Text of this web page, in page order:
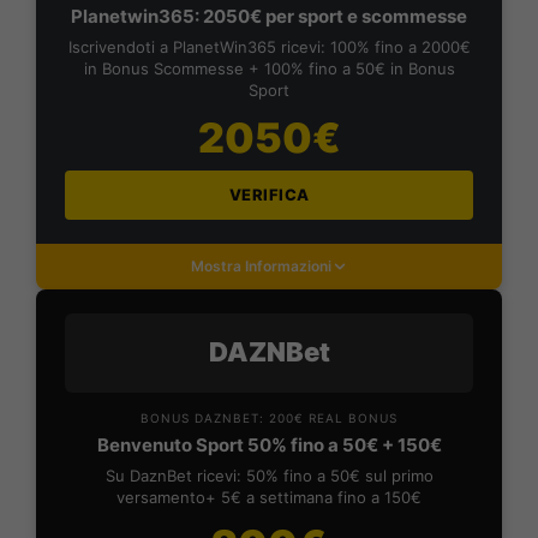
Planetwin365: 2050€ per sport e scommesse
Iscrivendoti a PlanetWin365 ricevi: 100% fino a 2000€
in Bonus Scommesse + 100% fino a 50€ in Bonus
Sport
2050€
VERIFICA
Mostra Informazioni
DAZNBet
BONUS DAZNBET: 200€ REAL BONUS
Benvenuto Sport 50% fino a 50€ + 150€
Su DaznBet ricevi: 50% fino a 50€ sul primo
versamento+ 5€ a settimana fino a 150€